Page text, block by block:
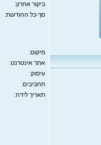
ביקור אחרון:
סך-כל ההודעות:
מיקום:
אתר אינטרנט:
עיסוק:
תחביבים:
תאריך לידה: